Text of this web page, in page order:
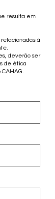
resulta em
à
deverão ser
de ética